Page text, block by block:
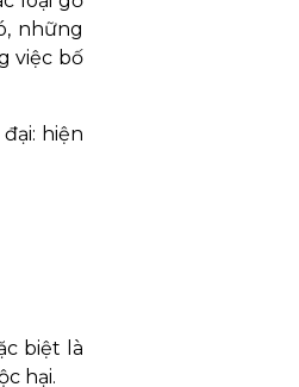
những
việc bố
hiện
biệt là
hại.